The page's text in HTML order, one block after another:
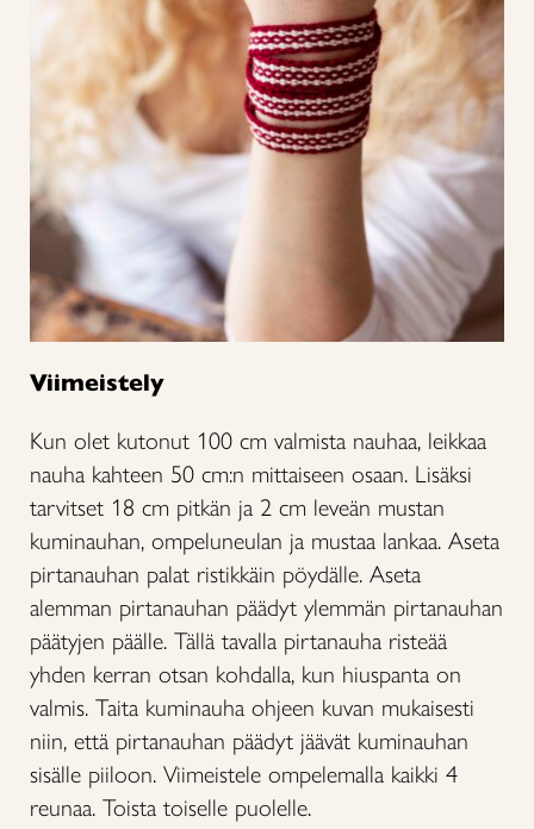
Viimeistely
Kun olet kutonut 100 cm valmista nauhaa, leikkaa
nauha kahteen 50 cm:n mittaiseen osaan. Lisäksi
tarvitset 18 cm pitkän ja 2 cm leveän mustan
kuminauhan, ompeluneulan ja mustaa lankaa. Aseta
pirtanauhan palat ristikkäin pöydälle. Aseta
alemman pirtanauhan päädyt ylemmän pirtanauhan
päätyjen päälle. Tällä tavalla pirtanauha risteää
yhden kerran otsan kohdalla, kun hiuspanta on
valmis. Taita kuminauha ohjeen kuvan mukaisesti
niin, että pirtanauhan päädyt jäävät kuminauhan
sisälle piiloon. Viimeistele ompelemalla kaikki 4
reunaa. Toista toiselle puolelle.